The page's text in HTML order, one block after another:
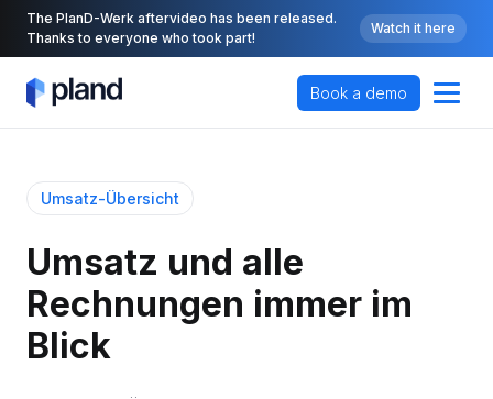
The PlanD-Werk aftervideo has been released.
Thanks to everyone who took part!
Watch it here
Book a demo
Umsatz-Übersicht
Umsatz und alle
Rechnungen immer im
Blick